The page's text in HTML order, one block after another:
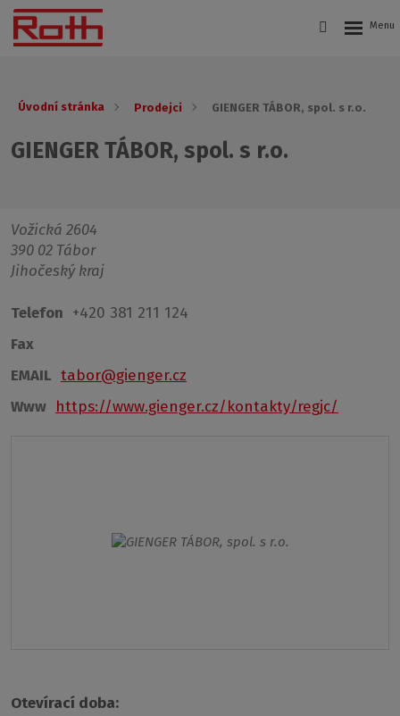
Úvodní stránka Prodejci GIENGER TÁBOR, spol. s r.o.
GIENGER TÁBOR, spol. s r.o.
Vožická 2604
390 02 Tábor
Jihočeský kraj
Telefon +420 381 211 124
Fax
EMAIL tabor@gienger.cz
Www https://www.gienger.cz/kontakty/regjc/
Otevírací doba: